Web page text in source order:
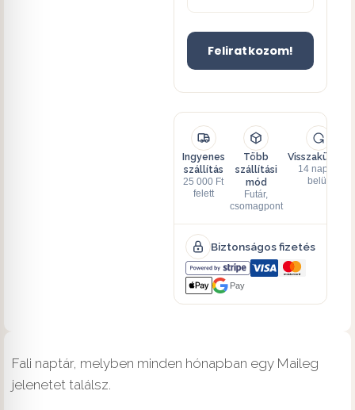
Feliratkozom!
Ingyenes
szállítás
25 000 Ft
felett
Több
szállítási
mód
Futár,
csomagpont
Visszaküldés
14 napon
belül
Biztonságos fizetés
Pay
Fali naptár, melyben minden hónapban egy Maileg
jelenetet találsz.